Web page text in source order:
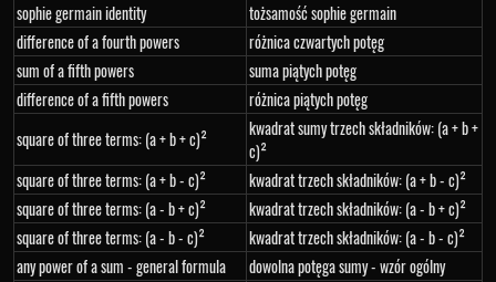
sophie germain identity
tożsamość sophie germain
difference of a fourth powers
różnica czwartych potęg
sum of a fifth powers
suma piątych potęg
difference of a fifth powers
różnica piątych potęg
square of three terms: (a + b + c)²
kwadrat sumy trzech składników: (a + b +
c)²
square of three terms: (a + b - c)²
kwadrat trzech składników: (a + b - c)²
square of three terms: (a - b + c)²
kwadrat trzech składników: (a - b + c)²
square of three terms: (a - b - c)²
kwadrat trzech składników: (a - b - c)²
any power of a sum - general formula
dowolna potęga sumy - wzór ogólny